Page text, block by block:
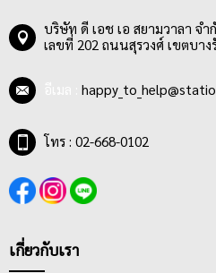
อ่านและเข้าใจง่ายด้วยการใช้สีปากก
เตือนความจำของวิชานั้นๆ
ความน่าเชื่อถือแก่ผู้ใช้
ปากกาหมึกซึม
เอกลักษณ์ไม่เหมือนใคร ทำให้ลายมือ
ง่าย
รักงานออกแบบ ทำให้แบบภาพมีควา
บริษัท ดี เอช เอ สยามวาลา จำ
เลขที่ 202 ถนนสุรวงศ์ เขตบาง
โทร : 02-668-0102
เกี่ยวกับเรา